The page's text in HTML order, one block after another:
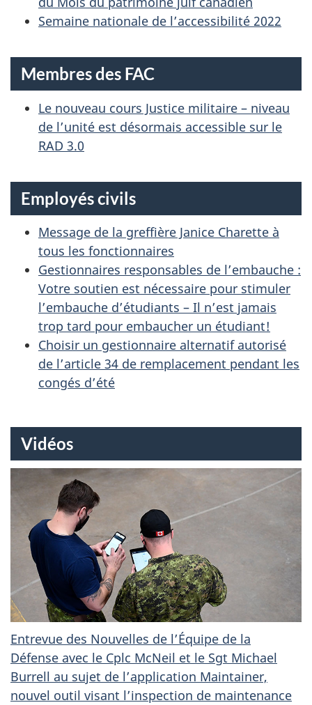
Semaine nationale de l’accessibilité 2022
Membres des FAC
Le nouveau cours Justice militaire – niveau
de l’unité est désormais accessible sur le
RAD 3.0
Employés civils
Message de la greffière Janice Charette à
tous les fonctionnaires
Gestionnaires responsables de l’embauche :
Votre soutien est nécessaire pour stimuler
l’embauche d’étudiants – Il n’est jamais
trop tard pour embaucher un étudiant!
Choisir un gestionnaire alternatif autorisé
de l’article 34 de remplacement pendant les
congés d’été
Vidéos
Entrevue des Nouvelles de l’Équipe de la
Défense avec le Cplc McNeil et le Sgt Michael
Burrell au sujet de l’application Maintainer,
nouvel outil visant l’inspection de maintenance